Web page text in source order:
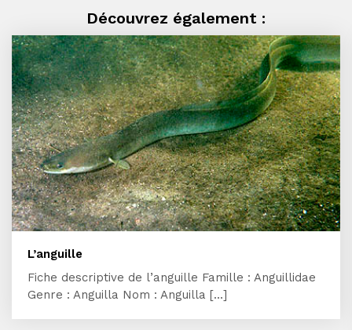
Découvrez également :
L’anguille
Fiche descriptive de l’anguille Famille : Anguillidae
Genre : Anguilla Nom : Anguilla [...]